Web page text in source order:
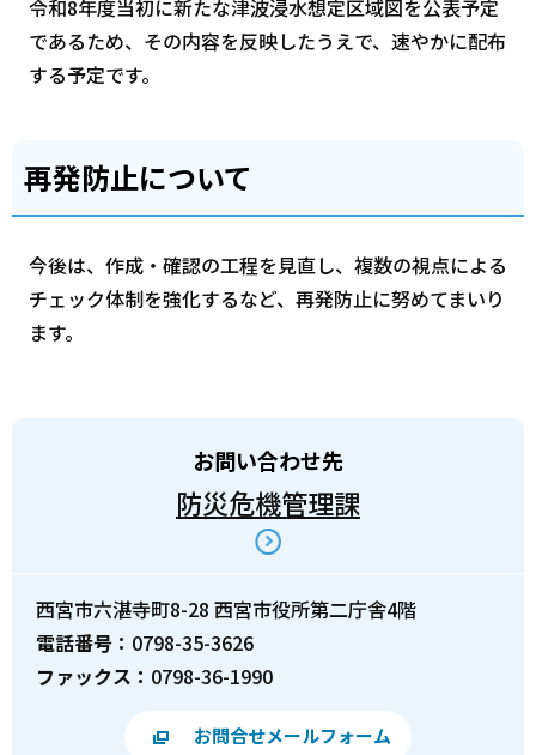
令和8年度当初に新たな津波浸水想定区域図を公表予定
であるため、その内容を反映したうえで、速やかに配布
する予定です。
再発防止について
今後は、作成・確認の工程を見直し、複数の視点による
チェック体制を強化するなど、再発防止に努めてまいり
ます。
お問い合わせ先
防災危機管理課
西宮市六湛寺町8-28 西宮市役所第二庁舎4階
電話番号： 0798-35-3626
ファックス： 0798-36-1990
お問合せメールフォーム